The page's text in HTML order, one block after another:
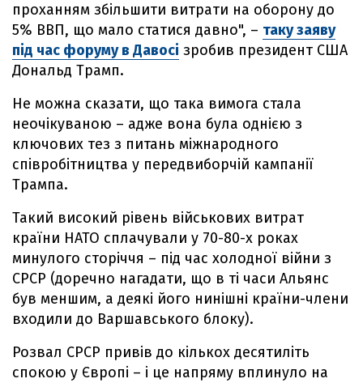
проханням збільшити витрати на оборону до
5% ВВП, що мало статися давно", – таку заяву
під час форуму в Давосі зробив президент США
Дональд Трамп.
Не можна сказати, що така вимога стала
неочікуваною – адже вона була однією з
ключових тез з питань міжнародного
співробітництва у передвиборчій кампанії
Трампа.
Такий високий рівень військових витрат
країни НАТО сплачували у 70-80-х роках
минулого сторіччя – під час холодної війни з
СРСР (доречно нагадати, що в ті часи Альянс
був меншим, а деякі його нинішні країни-члени
входили до Варшавського блоку).
Розвал СРСР привів до кількох десятиліть
спокою у Європі – і це напряму вплинуло на